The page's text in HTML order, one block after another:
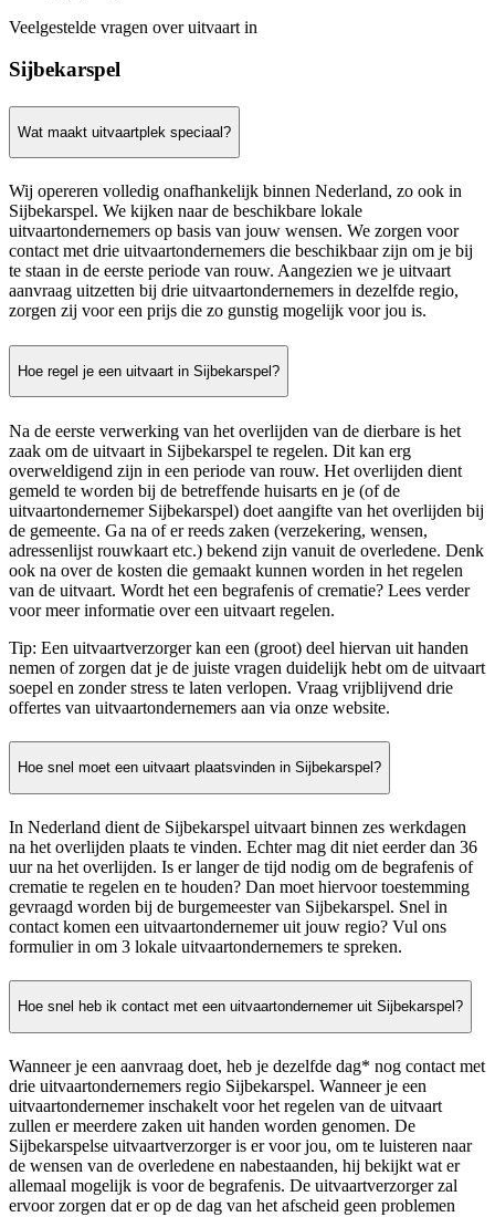
Veelgestelde vragen over uitvaart in
Sijbekarspel
Wat maakt uitvaartplek speciaal?
Wij opereren volledig onafhankelijk binnen Nederland, zo ook in
Sijbekarspel. We kijken naar de beschikbare lokale
uitvaartondernemers op basis van jouw wensen. We zorgen voor
contact met drie uitvaartondernemers die beschikbaar zijn om je bij
te staan in de eerste periode van rouw. Aangezien we je uitvaart
aanvraag uitzetten bij drie uitvaartondernemers in dezelfde regio,
zorgen zij voor een prijs die zo gunstig mogelijk voor jou is.
Hoe regel je een uitvaart in Sijbekarspel?
Na de eerste verwerking van het overlijden van de dierbare is het
zaak om de uitvaart in Sijbekarspel te regelen. Dit kan erg
overweldigend zijn in een periode van rouw. Het overlijden dient
gemeld te worden bij de betreffende huisarts en je (of de
uitvaartondernemer Sijbekarspel) doet aangifte van het overlijden bij
de gemeente. Ga na of er reeds zaken (verzekering, wensen,
adressenlijst rouwkaart etc.) bekend zijn vanuit de overledene. Denk
ook na over de kosten die gemaakt kunnen worden in het regelen
van de uitvaart. Wordt het een begrafenis of crematie? Lees verder
voor meer informatie over een uitvaart regelen.
Tip: Een uitvaartverzorger kan een (groot) deel hiervan uit handen
nemen of zorgen dat je de juiste vragen duidelijk hebt om de uitvaart
soepel en zonder stress te laten verlopen. Vraag vrijblijvend drie
offertes van uitvaartondernemers aan via onze website.
Hoe snel moet een uitvaart plaatsvinden in Sijbekarspel?
In Nederland dient de Sijbekarspel uitvaart binnen zes werkdagen
na het overlijden plaats te vinden. Echter mag dit niet eerder dan 36
uur na het overlijden. Is er langer de tijd nodig om de begrafenis of
crematie te regelen en te houden? Dan moet hiervoor toestemming
gevraagd worden bij de burgemeester van Sijbekarspel. Snel in
contact komen een uitvaartondernemer uit jouw regio? Vul ons
formulier in om 3 lokale uitvaartondernemers te spreken.
Hoe snel heb ik contact met een uitvaartondernemer uit Sijbekarspel?
Wanneer je een aanvraag doet, heb je dezelfde dag* nog contact met
drie uitvaartondernemers regio Sijbekarspel. Wanneer je een
uitvaartondernemer inschakelt voor het regelen van de uitvaart
zullen er meerdere zaken uit handen worden genomen. De
Sijbekarspelse uitvaartverzorger is er voor jou, om te luisteren naar
de wensen van de overledene en nabestaanden, hij bekijkt wat er
allemaal mogelijk is voor de begrafenis. De uitvaartverzorger zal
ervoor zorgen dat er op de dag van het afscheid geen problemen